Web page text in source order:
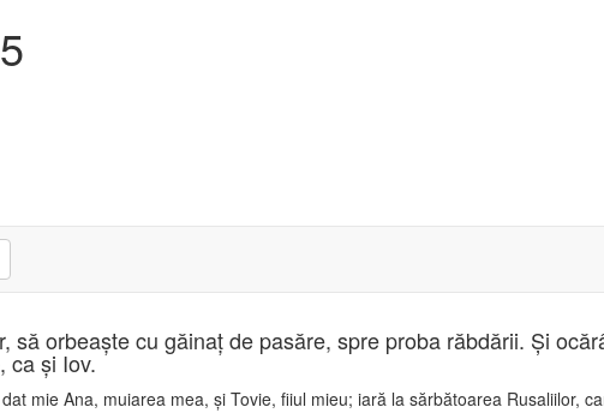
să orbeaşte cu găinaţ de pasăre, spre proba răbdării. Şi
ca şi Iov.
mie Ana, muiarea mea, şi Tovie, fiiul mieu; iară la sărbătoarea Rusaliilor,